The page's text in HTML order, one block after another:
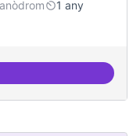
1 any
lliure